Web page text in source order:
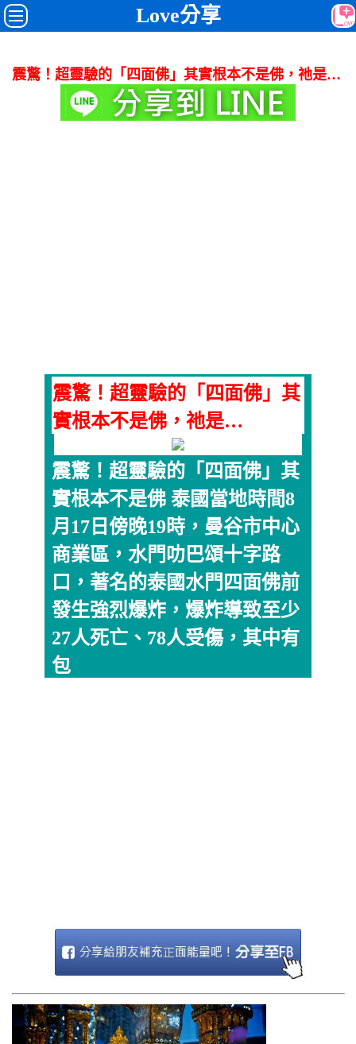
Love分享
震驚！超靈驗的「四面佛」其實根本不是佛，祂是…
震驚！超靈驗的「四面佛」其
實根本不是佛，祂是…
震驚！超靈驗的「四面佛」其
實根本不是佛 泰國當地時間8
月17日傍晚19時，曼谷市中心
商業區，水門叻巴頌十字路
口，著名的泰國水門四面佛前
發生強烈爆炸，爆炸導致至少
27人死亡、78人受傷，其中有
包